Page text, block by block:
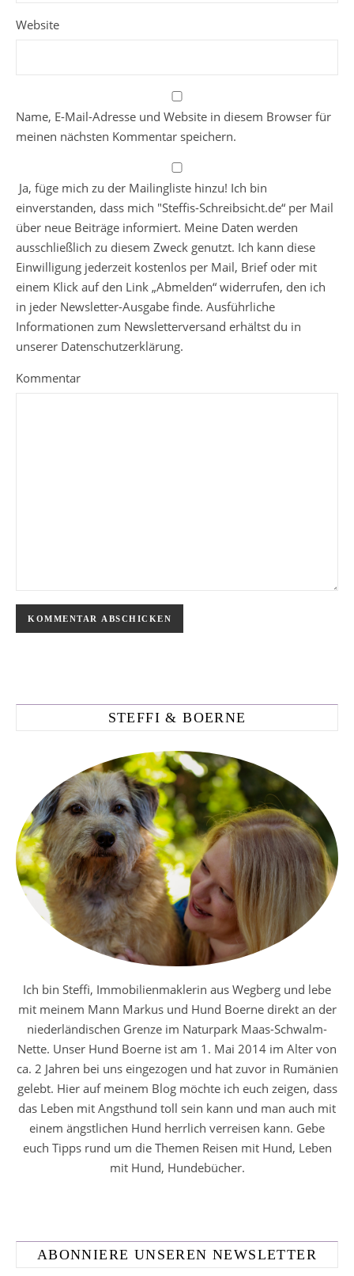
Website
Name, E-Mail-Adresse und Website in diesem Browser für
meinen nächsten Kommentar speichern.
Ja, füge mich zu der Mailingliste hinzu! Ich bin
einverstanden, dass mich "Steffis-Schreibsicht.de“ per Mail
über neue Beiträge informiert. Meine Daten werden
ausschließlich zu diesem Zweck genutzt. Ich kann diese
Einwilligung jederzeit kostenlos per Mail, Brief oder mit
einem Klick auf den Link „Abmelden“ widerrufen, den ich
in jeder Newsletter-Ausgabe finde. Ausführliche
Informationen zum Newsletterversand erhältst du in
unserer Datenschutzerklärung.
Kommentar
STEFFI & BOERNE
Ich bin Steffi, Immobilienmaklerin aus Wegberg und lebe
mit meinem Mann Markus und Hund Boerne direkt an der
niederländischen Grenze im Naturpark Maas-Schwalm-
Nette. Unser Hund Boerne ist am 1. Mai 2014 im Alter von
ca. 2 Jahren bei uns eingezogen und hat zuvor in Rumänien
gelebt. Hier auf meinem Blog möchte ich euch zeigen, dass
das Leben mit Angsthund toll sein kann und man auch mit
einem ängstlichen Hund herrlich verreisen kann. Gebe
euch Tipps rund um die Themen Reisen mit Hund, Leben
mit Hund, Hundebücher.
ABONNIERE UNSEREN NEWSLETTER